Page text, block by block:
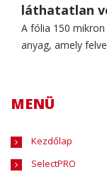
láthatatlan
A fólia 150
anyag, amely
MENÜ
Kezdőlap
SelectPRO